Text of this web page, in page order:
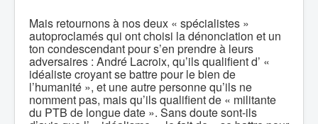
Mais retournons à nos deux « spécialistes »
autoproclamés qui ont choisi la dénonciation et un
ton condescendant pour s’en prendre à leurs
adversaires : André Lacroix, qu’ils qualifient d’ «
idéaliste croyant se battre pour le bien de
l’humanité », et une autre personne qu’ils ne
nomment pas, mais qu’ils qualifient de « militante
du PTB de longue date ». Sans doute sont-ils